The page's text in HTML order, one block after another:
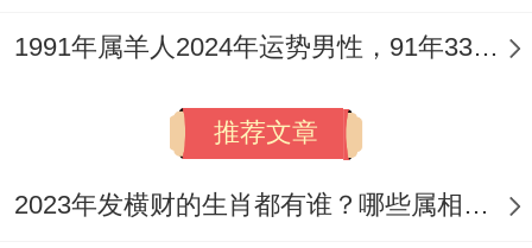
五月甲午，岁运并临，压力顶峰，健康财务
六月乙未，印星护体，贵人暗助，可缓解前
月危机。
1991年属羊人2024年运势男性，91年33岁属羊男2024年每月运程怎么样
推荐文章
2023年发横财的生肖都有谁？哪些属相财运旺盛？